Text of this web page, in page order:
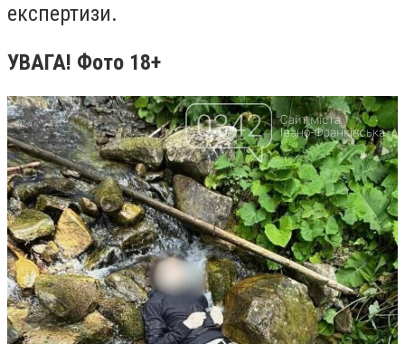
експертизи.
УВАГА! Фото 18+